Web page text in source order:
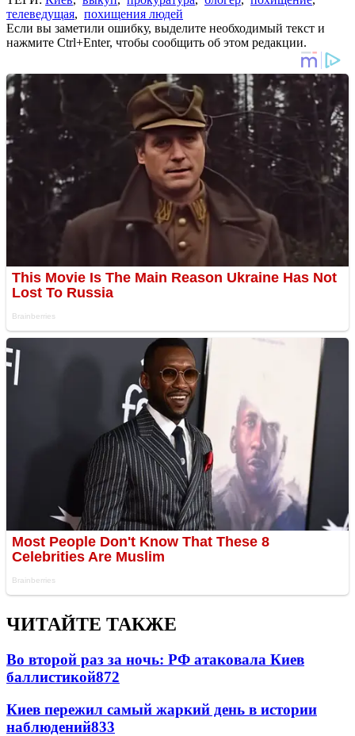
телеведущая, похищения людей
Если вы заметили ошибку, выделите необходимый текст и
нажмите Ctrl+Enter, чтобы сообщить об этом редакции.
ЧИТАЙТЕ ТАКЖЕ
Во второй раз за ночь: РФ атаковала Киев
баллистикой872
Киев пережил самый жаркий день в истории
наблюдений833